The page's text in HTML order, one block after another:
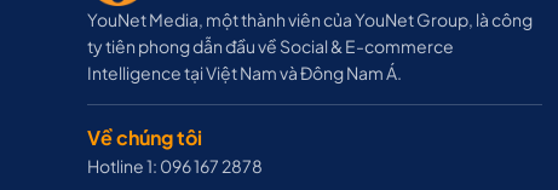
YouNet Media, một thành viên của YouNet Group, là công
ty tiên phong dẫn đầu về Social & E-commerce
Intelligence tại Việt Nam và Đông Nam Á.
Về chúng tôi
Hotline 1: 096 167 2878